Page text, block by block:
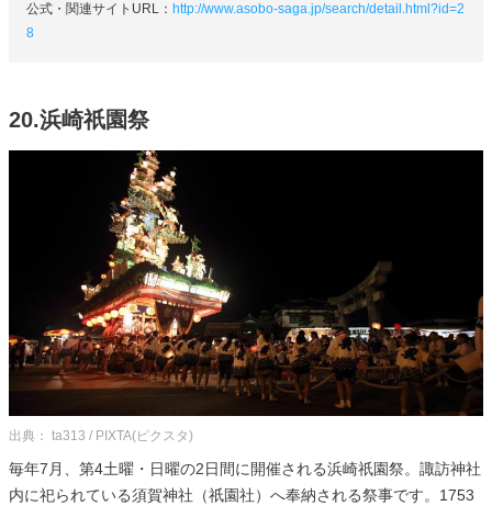
公式・関連サイトURL： http://www.asobo-saga.jp/search/detail.html?id=2
8
20.浜崎祇園祭
出典： ta313 / PIXTA(ピクスタ)
毎年7月、第4土曜・日曜の2日間に開催される浜崎祇園祭。諏訪神社
内に祀られている須賀神社（祇園社）へ奉納される祭事です。1753